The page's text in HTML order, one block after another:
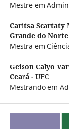
Mestre em
Caritsa Scartaty
Grande do Norte
Mestra em
Geison Calyo
Ceará - UFC
Mestrando em